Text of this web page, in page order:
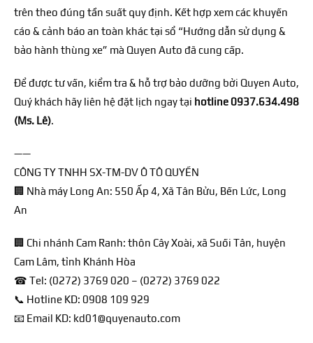
trên theo đúng tần suất quy định. Kết hợp xem các khuyến
cáo & cảnh báo an toàn khác tại sổ “Hướng dẫn sử dụng &
bảo hành thùng xe” mà Quyen Auto đã cung cấp.
Để được tư vấn, kiểm tra & hỗ trợ bảo dưỡng bởi Quyen Auto,
Quý khách hãy liên hệ đặt lịch ngay tại hotline 0937.634.498
(Ms. Lê).
——
CÔNG TY TNHH SX-TM-DV Ô TÔ QUYỀN
🏢 Nhà máy Long An: 550 Ấp 4, Xã Tân Bửu, Bến Lức, Long
An
🏢 Chi nhánh Cam Ranh: thôn Cây Xoài, xã Suối Tân, huyện
Cam Lâm, tỉnh Khánh Hòa
☎ Tel: (0272) 3769 020 – (0272) 3769 022
📞 Hotline KD: 0908 109 929
📧 Email KD: kd01@quyenauto.com